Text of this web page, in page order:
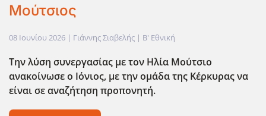
Μούτσιος
08 Ιουνίου 2026 | Γιάννης Σιαβελής | Β' Εθνική
Την λύση συνεργασίας με τον Ηλία Μούτσιο
ανακοίνωσε ο Ιόνιος, με την ομάδα της Κέρκυρας να
είναι σε αναζήτηση προπονητή.